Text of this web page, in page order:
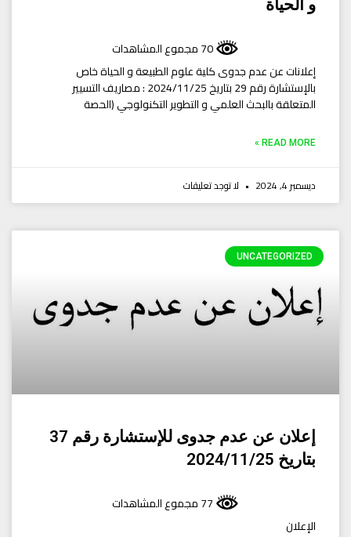
و الحياة
إعلانات عن عدم جدوى كلية علوم الطبيعة و الحياة خاص
بالإستشارة رقم 29 بتاريخ 2024/11/25 : مصاريف التسيير
المتعلقة بالبحث العلمي و التطوير التكنولوجي (الحصة
READ MORE »
ديسمبر 4, 2024 لا توجد تعليقات
UNCATEGORIZED
إعلان عن عدم جدوى للإستشارة رقم 37
بتاريخ 2024/11/25
الإعلان